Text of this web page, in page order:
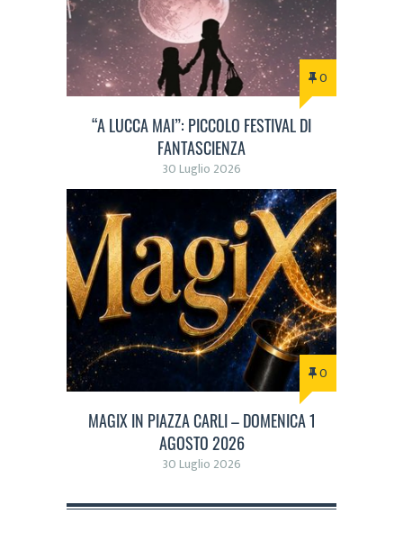
0
“A LUCCA MAI”: PICCOLO FESTIVAL DI
FANTASCIENZA
30 Luglio 2026
0
MAGIX IN PIAZZA CARLI – DOMENICA 1
AGOSTO 2026
30 Luglio 2026